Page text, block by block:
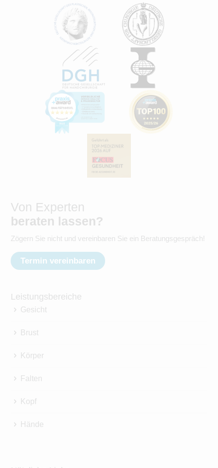
Von Experten
beraten lassen?
Zögern Sie nicht und vereinbaren Sie ein Beratungsgespräch!
Termin vereinbaren
Leistungsbereiche
Gesicht
Brust
Körper
Falten
Kopf
Hände